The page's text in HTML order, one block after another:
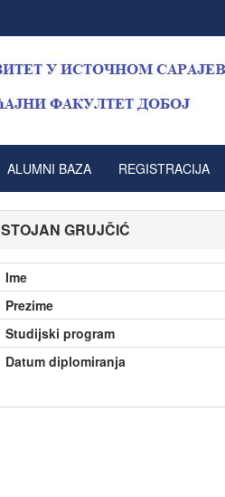
ALUMNI BAZA REGISTRACIJA
STOJAN GRUJČIĆ
Ime
Prezime
Studijski program
Datum diplomiranja